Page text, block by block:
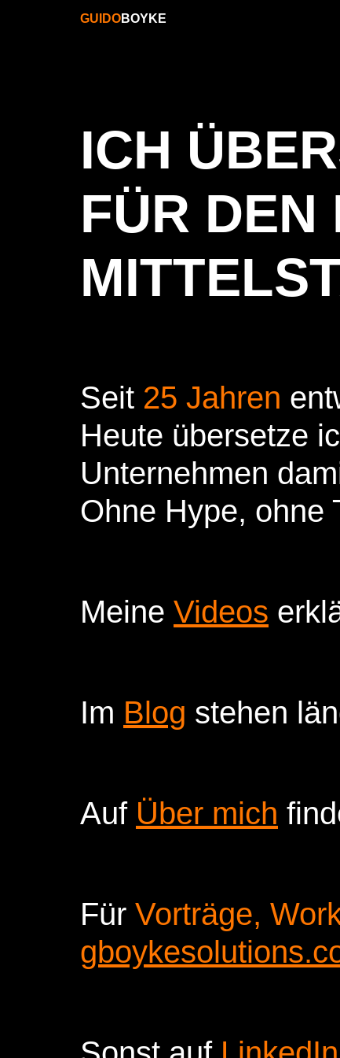
GUIDOBOYKE
ICH
FÜR DEN
Seit 25 Jahren
Heute übersetze
Unternehmen
Ohne Hype, ohne
Meine Videos
Im Blog stehen
Auf Über mich
Für Vorträge,